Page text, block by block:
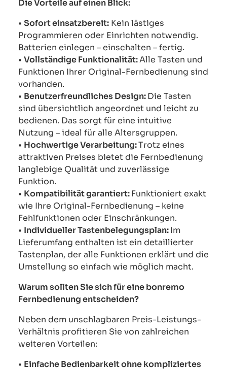
Die Vorteile auf einen Blick:
• Sofort einsatzbereit: Kein lästiges
Programmieren oder Einrichten notwendig.
Batterien einlegen – einschalten – fertig.
• Vollständige Funktionalität:Alle Tasten und
Funktionen Ihrer Original-Fernbedienung sind
vorhanden.
• Benutzerfreundliches Design:Die Tasten
sind übersichtlich angeordnet und leicht zu
bedienen. Das sorgt für eine intuitive
Nutzung – ideal für alle Altersgruppen.
• Hochwertige Verarbeitung:Trotz eines
attraktiven Preises bietet die Fernbedienung
langlebige Qualität und zuverlässige
Funktion.
• Kompatibilität garantiert:Funktioniert exakt
wie Ihre Original-Fernbedienung – keine
Fehlfunktionen oder Einschränkungen.
• Individueller Tastenbelegungsplan:Im
Lieferumfang enthalten ist ein detaillierter
Tastenplan, der alle Funktionen erklärt und die
Umstellung so einfach wie möglich macht.
Warum sollten Sie sich für eine bonremo
Fernbedienung entscheiden?
Neben dem unschlagbaren Preis-Leistungs-
Verhältnis profitieren Sie von zahlreichen
weiteren Vorteilen:
• Einfache Bedienbarkeit ohne kompliziertes